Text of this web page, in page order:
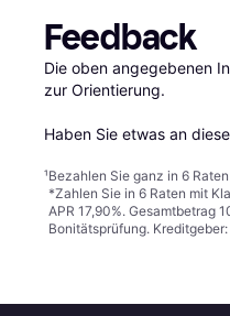
Feedback
Die oben angegebenen
zur Orientierung.
Haben Sie etwas an
¹Bezahlen Sie ganz in 6
*Zahlen Sie in 6 Raten mit
APR 17,90%. Gesamtbetrag
Bonitätsprüfung.